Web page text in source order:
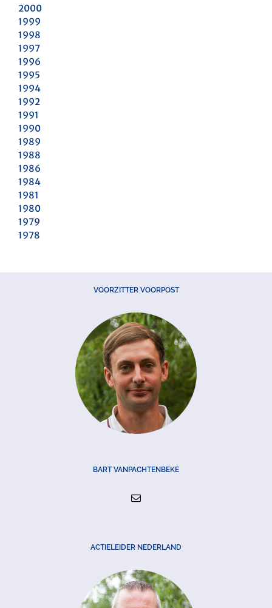
2000
1999
1998
1997
1996
1995
1994
1992
1991
1990
1989
1988
1986
1984
1981
1980
1979
1978
VOORZITTER VOORPOST
BART VANPACHTENBEKE
ACTIELEIDER NEDERLAND